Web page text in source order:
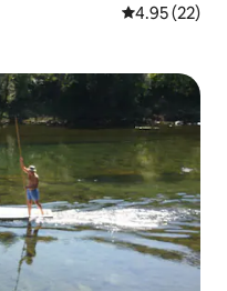
Calificación
4.95 (22)